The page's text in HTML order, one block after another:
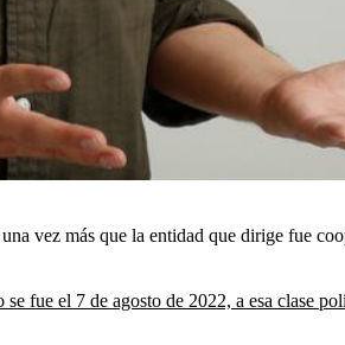
vez más que la entidad que dirige fue
se fue el 7 de agosto de 2022, a esa clase